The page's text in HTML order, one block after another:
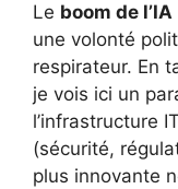
Le boom de l’IA
une volonté
respirateur. En
je vois ici un
l’infrastructure
(sécurité,
plus innovante